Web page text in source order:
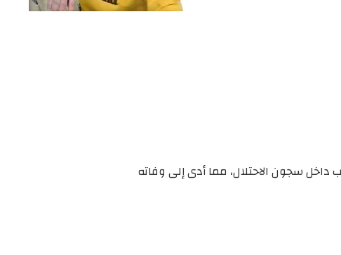
داخل سجون الاحتلال، مما أدى إلى وفاته